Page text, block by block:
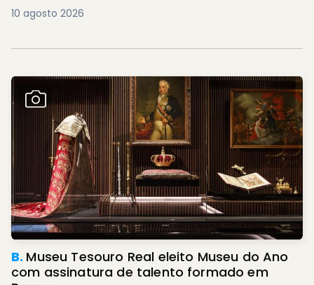
10 agosto 2026
B. Museu Tesouro Real eleito Museu do Ano
com assinatura de talento formado em